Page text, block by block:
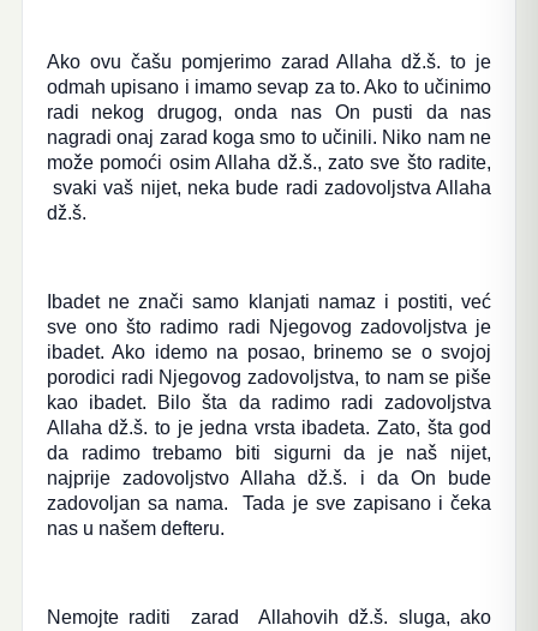
Ako ovu čašu pomjerimo zarad Allaha dž.š. to je
odmah upisano i imamo sevap za to. Ako to učinimo
radi nekog drugog, onda nas On pusti da nas
nagradi onaj zarad koga smo to učinili. Niko nam ne
može pomoći osim Allaha dž.š., zato sve što radite,
svaki vaš nijet, neka bude radi zadovoljstva Allaha
dž.š.
Ibadet ne znači samo klanjati namaz i postiti, već
sve ono što radimo radi Njegovog zadovoljstva je
ibadet. Ako idemo na posao, brinemo se o svojoj
porodici radi Njegovog zadovoljstva, to nam se piše
kao ibadet. Bilo šta da radimo radi zadovoljstva
Allaha dž.š. to je jedna vrsta ibadeta. Zato, šta god
da radimo trebamo biti sigurni da je naš nijet,
najprije zadovoljstvo Allaha dž.š. i da On bude
zadovoljan sa nama. Tada je sve zapisano i čeka
nas u našem defteru.
Nemojte raditi zarad Allahovih dž.š. sluga, ako